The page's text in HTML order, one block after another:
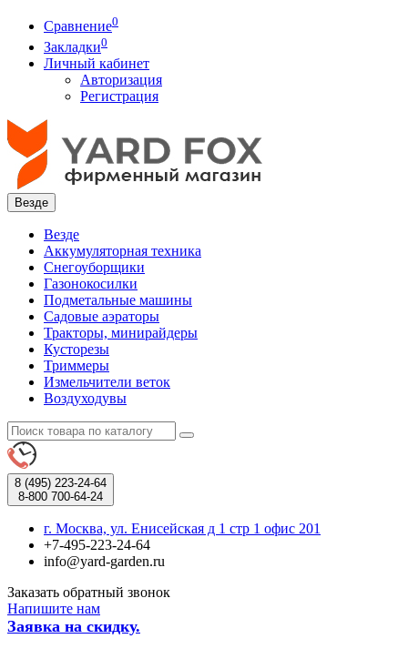
Сравнение0
Закладки0
Личный кабинет
Авторизация
Регистрация
Везде
Везде
Аккумуляторная техника
Снегоуборщики
Газонокосилки
Подметальные машины
Садовые аэраторы
Тракторы, минирайдеры
Кусторезы
Триммеры
Измельчители веток
Воздуходувы
8 (495) 223-24-64
8-800 700-64-24
г. Москва, ул. Енисейская д 1 стр 1 офис 201
+7-495-223-24-64
info@yard-garden.ru
Заказать обратный звонок
Напишите нам
Заявка на скидку.